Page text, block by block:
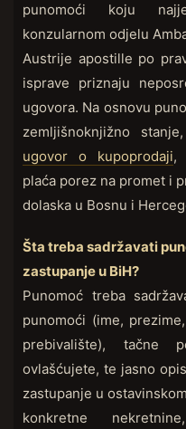
punomoći koju
konzularnom odjelu
Austrije apostille po
isprave priznaju
ugovora. Na osnovu
zemljišnoknjižno
ugovor o kupoprodaji,
plaća porez na promet i
dolaska u Bosnu i
Šta treba sadržavati
zastupanje u BiH?
Punomoć treba
punomoći (ime,
prebivalište), tačne
ovlašćujete, te jasno
zastupanje u
konkretne